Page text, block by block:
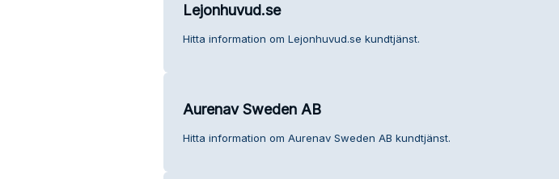
Lejonhuvud.se
Hitta information om Lejonhuvud.se kundtjänst.
Aurenav Sweden AB
Hitta information om Aurenav Sweden AB kundtjänst.